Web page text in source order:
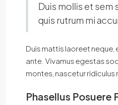
Duis mollis et sem
quis rutrum mi
Duis mattis laoreet
ante. Vivamus egestas
montes, nascetur
Phasellus